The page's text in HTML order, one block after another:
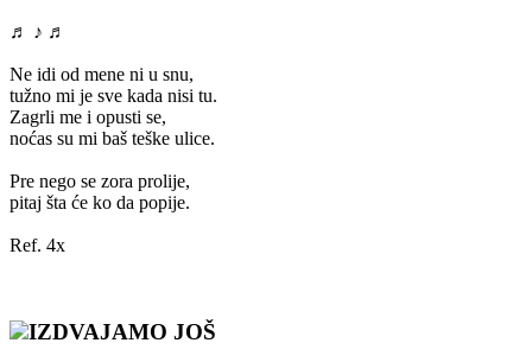
♬ ♪ ♬
Ne idi od mene ni u snu,
tužno mi je sve kada nisi tu.
Zagrli me i opusti se,
noćas su mi baš teške ulice.
Pre nego se zora prolije,
pitaj šta će ko da popije.
Ref. 4x
IZDVAJAMO JOŠ